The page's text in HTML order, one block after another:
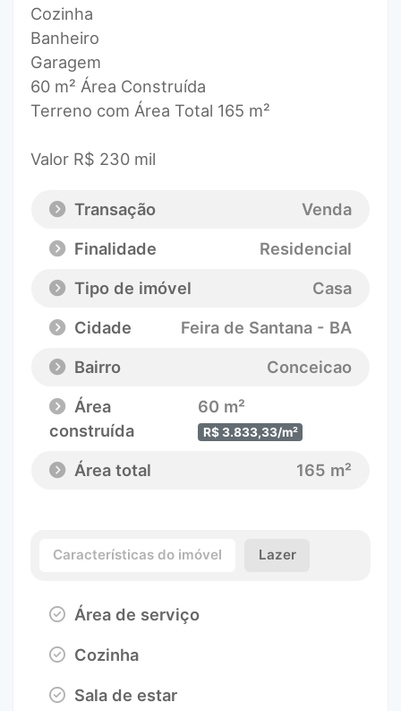
Cozinha
Banheiro
Garagem
60 m² Área Construída
Terreno com Área Total 165 m²
Valor R$ 230 mil
Transação
Venda
Finalidade
Residencial
Tipo de imóvel
Casa
Cidade
Feira de Santana - BA
Bairro
Conceicao
Área
construída
60 m²
R$ 3.833,33/m²
Área total 165 m²
Características do imóvel Lazer
Área de serviço
Cozinha
Sala de estar